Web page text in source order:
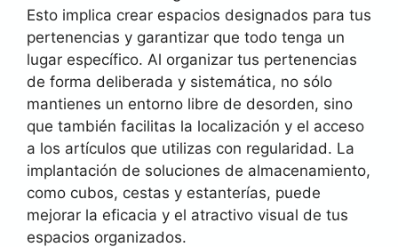
Esto implica crear espacios designados para tus
pertenencias y garantizar que todo tenga un
lugar específico. Al organizar tus pertenencias
de forma deliberada y sistemática, no sólo
mantienes un entorno libre de desorden, sino
que también facilitas la localización y el acceso
a los artículos que utilizas con regularidad. La
implantación de soluciones de almacenamiento,
como cubos, cestas y estanterías, puede
mejorar la eficacia y el atractivo visual de tus
espacios organizados.